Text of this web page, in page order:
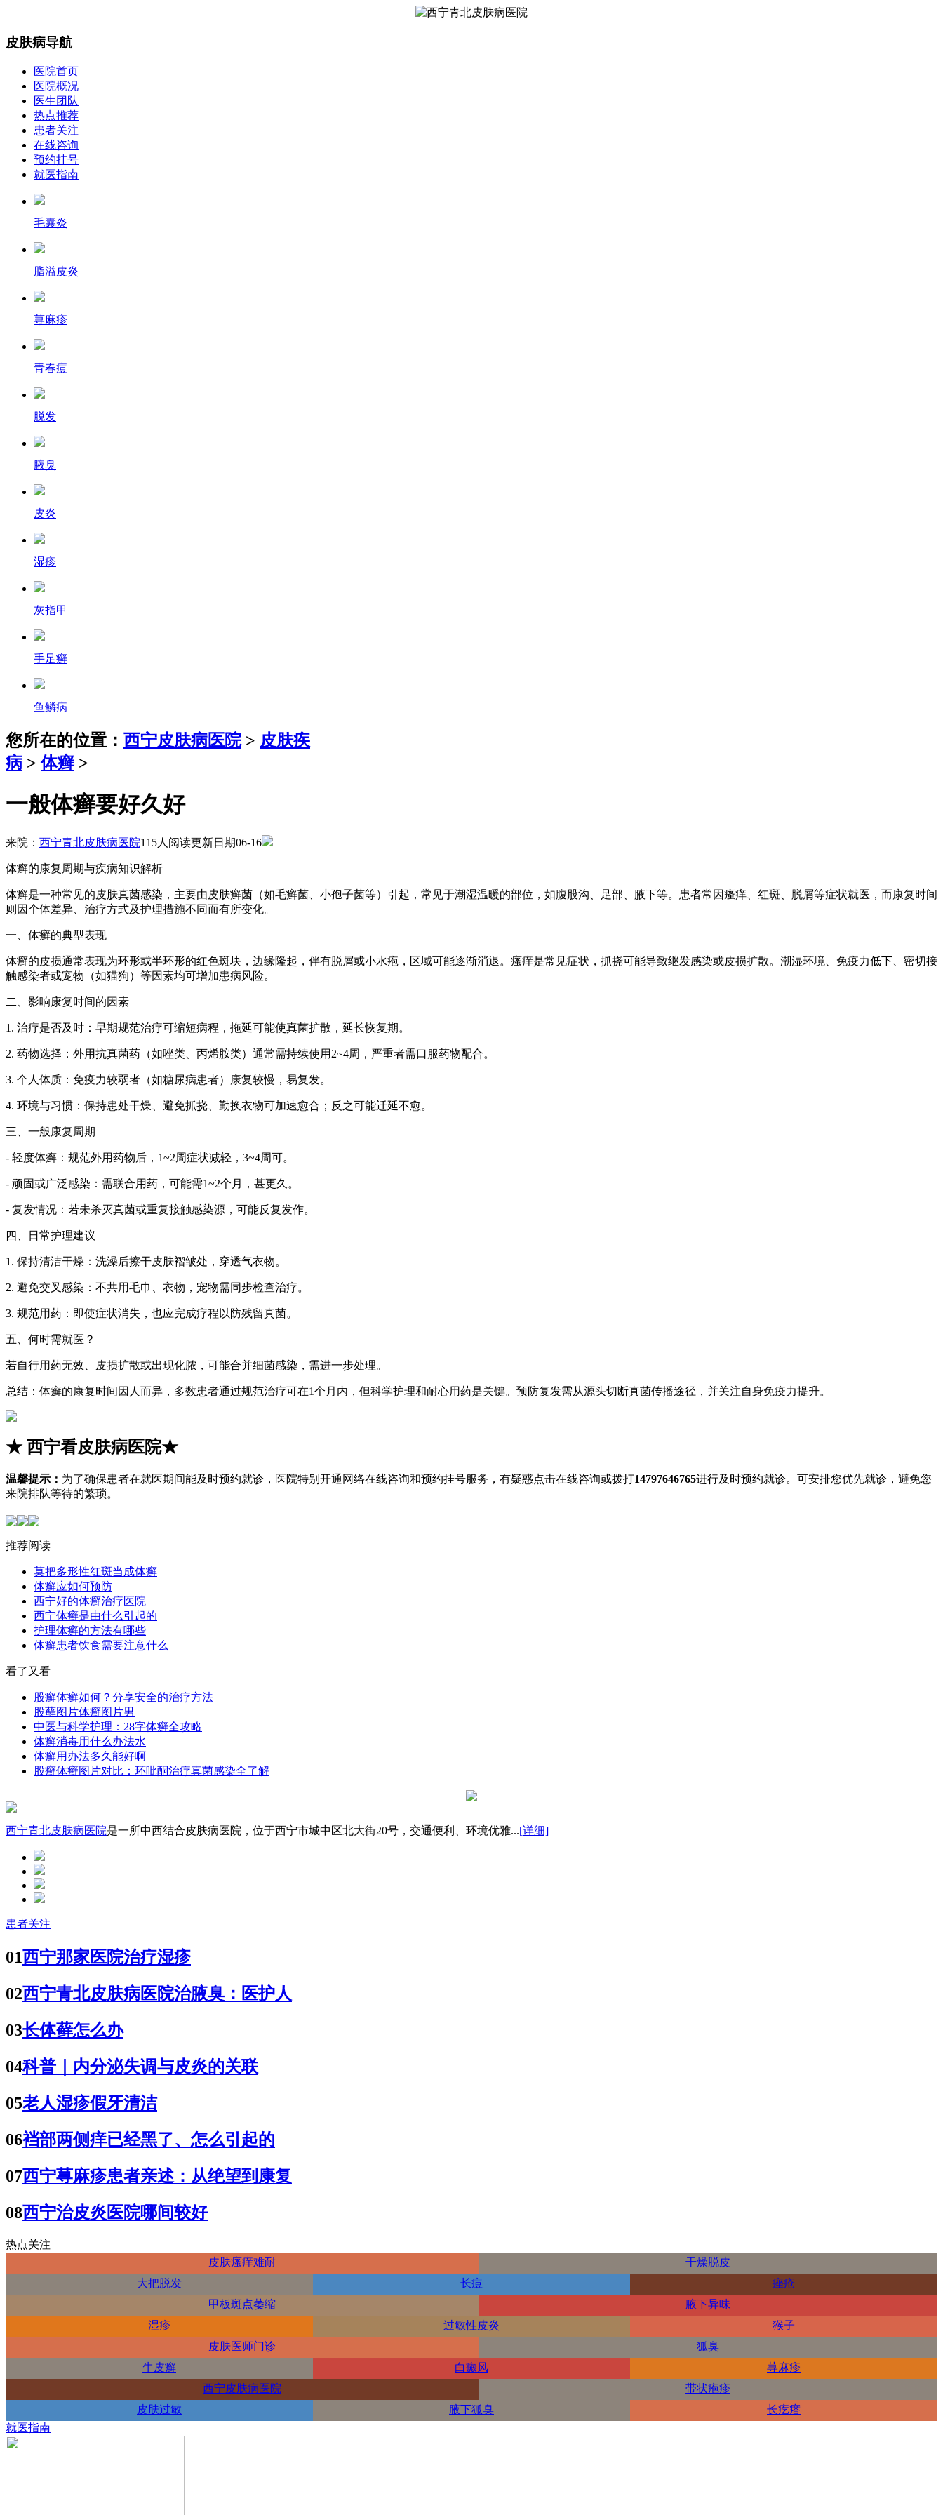
皮肤病导航
医院首页
医院概况
医生团队
热点推荐
患者关注
在线咨询
预约挂号
就医指南
毛囊炎
脂溢皮炎
荨麻疹
青春痘
脱发
腋臭
皮炎
湿疹
灰指甲
手足癣
鱼鳞病
您所在的位置： 西宁皮肤病医院> 皮肤疾
病 >体癣 >
一般体癣要好久好
来院： 西宁青北皮肤病医院115人阅读更新日期06-16
体癣的康复周期与疾病知识解析
体癣是一种常见的皮肤真菌感染，主要由皮肤癣菌（如毛癣菌、小孢子菌等）引起，常见于潮湿温暖的部位，如腹股沟、足部、腋下等。患者常因瘙痒、红斑、脱屑等症状就医，而康复时间
则因个体差异、治疗方式及护理措施不同而有所变化。
一、体癣的典型表现
体癣的皮损通常表现为环形或半环形的红色斑块，边缘隆起，伴有脱屑或小水疱，区域可能逐渐消退。瘙痒是常见症状，抓挠可能导致继发感染或皮损扩散。潮湿环境、免疫力低下、密切接
触感染者或宠物（如猫狗）等因素均可增加患病风险。
二、影响康复时间的因素
1. 治疗是否及时：早期规范治疗可缩短病程，拖延可能使真菌扩散，延长恢复期。
2. 药物选择：外用抗真菌药（如唑类、丙烯胺类）通常需持续使用2~4周，严重者需口服药物配合。
3. 个人体质：免疫力较弱者（如糖尿病患者）康复较慢，易复发。
4. 环境与习惯：保持患处干燥、避免抓挠、勤换衣物可加速愈合；反之可能迁延不愈。
三、一般康复周期
- 轻度体癣：规范外用药物后，1~2周症状减轻，3~4周可。
- 顽固或广泛感染：需联合用药，可能需1~2个月，甚更久。
- 复发情况：若未杀灭真菌或重复接触感染源，可能反复发作。
四、日常护理建议
1. 保持清洁干燥：洗澡后擦干皮肤褶皱处，穿透气衣物。
2. 避免交叉感染：不共用毛巾、衣物，宠物需同步检查治疗。
3. 规范用药：即使症状消失，也应完成疗程以防残留真菌。
五、何时需就医？
若自行用药无效、皮损扩散或出现化脓，可能合并细菌感染，需进一步处理。
总结：体癣的康复时间因人而异，多数患者通过规范治疗可在1个月内，但科学护理和耐心用药是关键。预防复发需从源头切断真菌传播途径，并关注自身免疫力提升。
★西宁看皮肤病医院★
温馨提示： 为了确保患者在就医期间能及时预约就诊，医院特别开通网络在线咨询和预约挂号服务，有疑惑点击在线咨询或拨打14797646765进行及时预约就诊。可安排您优先就诊，避免您
来院排队等待的繁琐。
推荐阅读
莫把多形性红斑当成体癣
体癣应如何预防
西宁好的体癣治疗医院
西宁体癣是由什么引起的
护理体癣的方法有哪些
体癣患者饮食需要注意什么
看了又看
股癣体癣如何？分享安全的治疗方法
股藓图片体癣图片男
中医与科学护理：28字体癣全攻略
体癣消毒用什么办法水
体癣用办法多久能好啊
股癣体癣图片对比：环吡酮治疗真菌感染全了解
西宁青北皮肤病医院是一所中西结合皮肤病医院，位于西宁市城中区北大街20号，交通便利、环境优雅...[详细]
患者关注
01西宁那家医院治疗湿疹
02西宁青北皮肤病医院治腋臭：医护人
03长体藓怎么办
04科普｜内分泌失调与皮炎的关联
05老人湿疹假牙清洁
06裆部两侧痒已经黑了、怎么引起的
07西宁荨麻疹患者亲述：从绝望到康复
08西宁治皮炎医院哪间较好
热点关注
皮肤瘙痒难耐
干燥脱皮
大把脱发
长痘
痤疮
甲板斑点萎缩
腋下异味
湿疹
过敏性皮炎
猴子
皮肤医师门诊
狐臭
牛皮癣
白癜风
荨麻疹
西宁皮肤病医院
带状疱疹
皮肤过敏
腋下狐臭
长疙瘩
就医指南